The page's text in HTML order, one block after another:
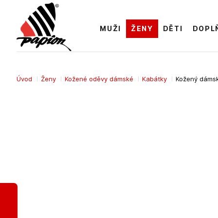
Úvod Ženy Kožené oděvy dámské Kabátky Kožený
MUŽI ŽENY DĚTI